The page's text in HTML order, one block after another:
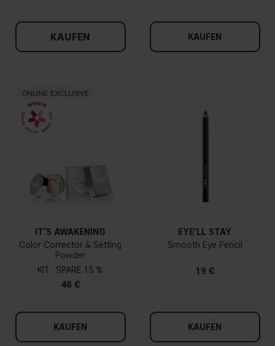
KAUFEN KAUFEN
ONLINE EXCLUSIVE
IT’S AWAKENING
Color Corrector & Setting
Powder
KIT
15 %
46 €
KAUFEN
EYE'LL STAY
Smooth Eye Pencil
19 €
KAUFEN